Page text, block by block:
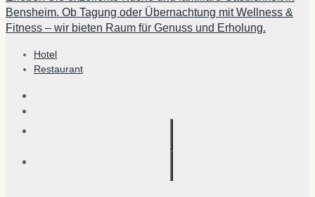
Bensheim. Ob Tagung oder Übernachtung mit Wellness &
Fitness – wir bieten Raum für Genuss und Erholung.
Hotel
Restaurant